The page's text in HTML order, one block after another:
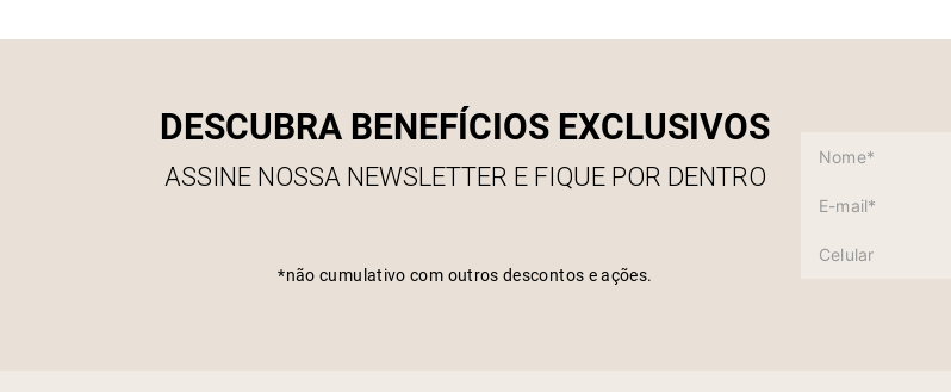
DESCUBRA BENEFÍCIOS EXCLUSIVOS
ASSINE NOSSA NEWSLETTER E FIQUE POR DENTRO
*não cumulativo com outros descontos e ações.